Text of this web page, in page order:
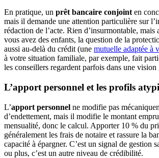
En pratique, un prêt bancaire conjointen
mais il demande une attention particulière sur
rédaction de l’acte. Rien d’insurmontable, mais
vous avez des enfants, la question de la
aussi au-delà du crédit (une mutuelle adaptée à
à votre situation familiale, par exemple, fait
les conseillers regardent parfois dans une
L’apport personnel et les profils
L’apport personnel ne modifie pas
d’endettement, mais il modifie le montant
mensualité, donc le calcul. Apporter 10 % du
généralement les frais de notaire et rassure la
capacité à épargner. C’est un signal de gestion
ou plus, c’est un autre niveau de crédibilité.